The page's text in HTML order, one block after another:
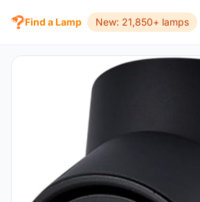
Find a Lamp New: 21,850+ lamps